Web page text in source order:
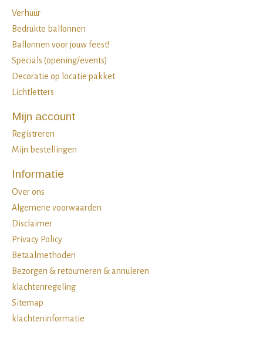
Verhuur
Bedrukte ballonnen
Ballonnen voor jouw feest!
Specials (opening/events)
Decoratie op locatie pakket
Lichtletters
Mijn account
Registreren
Mijn bestellingen
Informatie
Over ons
Algemene voorwaarden
Disclaimer
Privacy Policy
Betaalmethoden
Bezorgen & retourneren & annuleren
klachtenregeling
Sitemap
klachteninformatie